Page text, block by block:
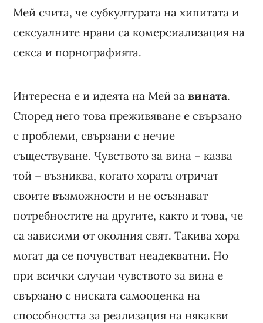
Мей счита, че субкултурата на хипитата и
сексуалните нрави са комерсиализация на
секса и порнографията.
Интересна е и идеята на Мей завината.
Според него това преживяване е свързано
с проблеми, свързани с нечие
съществуване. Чувството за вина – казва
той – възниква, когато хората отричат
своите възможности и не осъзнават
потребностите на другите, както и това, че
са зависими от околния свят. Такива хора
могат да се почувстват неадекватни. Но
при всички случаи чувството за вина е
свързано с ниската самооценка на
способността за реализация на някакви